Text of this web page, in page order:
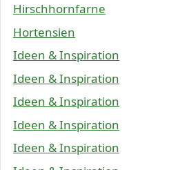
Hirschhornfarne
Hortensien
Ideen & Inspiration
Ideen & Inspiration
Ideen & Inspiration
Ideen & Inspiration
Ideen & Inspiration